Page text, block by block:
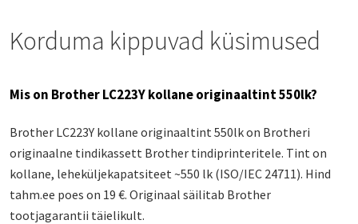
Korduma kippuvad küsimused
Mis on Brother LC223Y kollane originaaltint 550lk?
Brother LC223Y kollane originaaltint 550lk on Brotheri
originaalne tindikassett Brother tindiprinteritele. Tint on
kollane, leheküljekapatsiteet ~550 lk (ISO/IEC 24711). Hind
tahm.ee poes on 19 €. Originaal säilitab Brother
tootjagarantii täielikult.